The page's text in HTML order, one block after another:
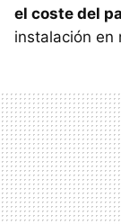
el coste del
instalación en